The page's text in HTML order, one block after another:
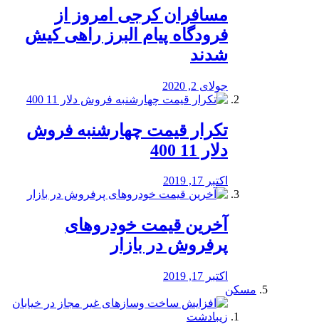
مسافران کرجی امروز از
فرودگاه پیام البرز راهی کیش
شدند
جولای 2, 2020
تکرار قیمت چهارشنبه فروش
دلار 11 400
اکتبر 17, 2019
آخرین قیمت خودرو‌های
پرفروش در بازار
اکتبر 17, 2019
مسکن